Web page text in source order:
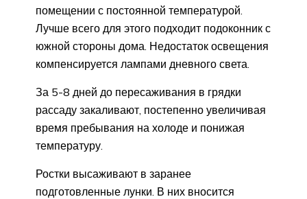
помещении с постоянной температурой.
Лучше всего для этого подходит подоконник с
южной стороны дома. Недостаток освещения
компенсируется лампами дневного света.
За 5-8 дней до пересаживания в грядки
рассаду закаливают, постепенно увеличивая
время пребывания на холоде и понижая
температуру.
Ростки высаживают в заранее
подготовленные лунки. В них вносится